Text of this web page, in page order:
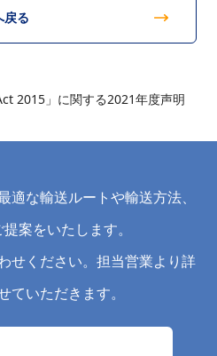
戻る
2015」に関する2021年度声明
適な輸送ルートや輸送方法、
案をいたします。
せください。担当営業より詳
ていただきます。